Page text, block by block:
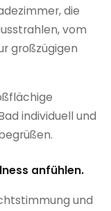
die
vom
großzügigen
individuell und
anfühlen.
und